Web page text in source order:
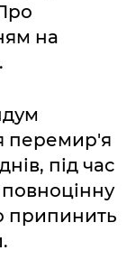
на
перемир'я
під час
припинить